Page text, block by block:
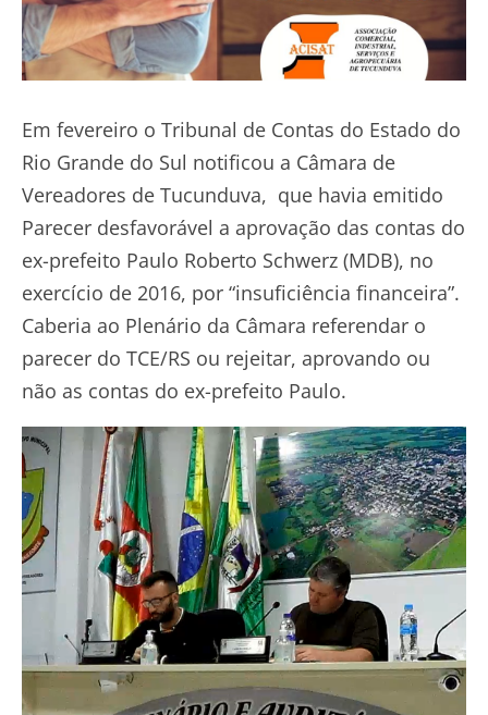
Em fevereiro o Tribunal de Contas do Estado do
Rio Grande do Sul notificou a Câmara de
Vereadores de Tucunduva, que havia emitido
Parecer desfavorável a aprovação das contas do
ex-prefeito Paulo Roberto Schwerz (MDB), no
exercício de 2016, por “insuficiência financeira”.
Caberia ao Plenário da Câmara referendar o
parecer do TCE/RS ou rejeitar, aprovando ou
não as contas do ex-prefeito Paulo.